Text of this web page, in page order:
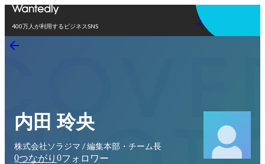
400万人が利用するビジネスSNS
アプリを使う
内田 玲央
株式会社ソラジマ / 編集本部・チーム長
0つながり 0フォロワー